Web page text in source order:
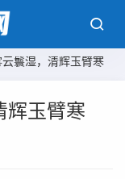
鬟湿，清辉玉臂寒
辉玉臂寒